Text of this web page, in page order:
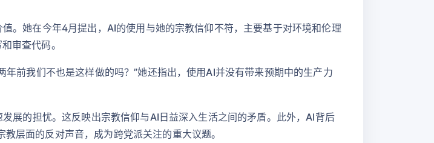
。她在今年4月提出，AI的使用与她的宗教信仰不符，主要基于对环境和伦理
审查代码。
前我们不也是这样做的吗？”她还指出，使用AI并没有带来预期中的生产力
展的担忧。这反映出宗教信仰与AI日益深入生活之间的矛盾。此外，AI背后
层面的反对声音，成为跨党派关注的重大议题。